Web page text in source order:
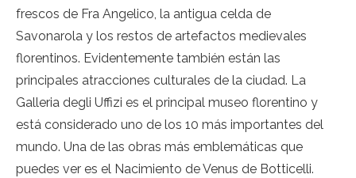
frescos de Fra Angelico, la antigua celda de
Savonarola y los restos de artefactos medievales
florentinos. Evidentemente también están las
principales atracciones culturales de la ciudad. La
Galleria degli Uffizi es el principal museo florentino y
está considerado uno de los 10 más importantes del
mundo. Una de las obras más emblemáticas que
puedes ver es el Nacimiento de Venus de Botticelli.